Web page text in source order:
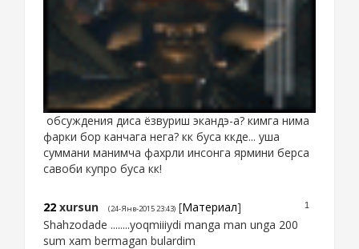
обсуждения диса ёзвуриш экандэ-а? кимга нима
фарки бор канчага нега? кк буса ккде... уша
суммани манимча фахрли инсонга ярмини берса
савоби купро буса кк!
1
22 xursun (24-Янв-2015 23:43) [Материал]
Shahzodade ........yoqmiiiydi manga man unga 200
sum xam bermagan bulardim